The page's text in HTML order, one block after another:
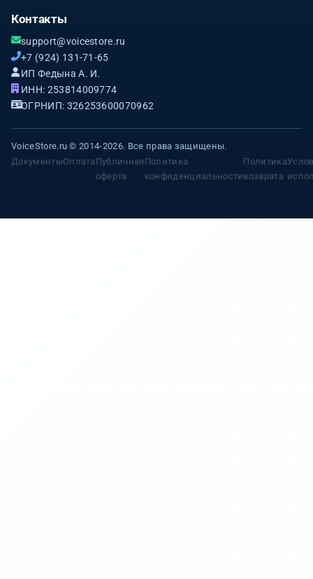
Контакты
support@voicestore.ru
+7 (924) 131-71-65
ИП Федына А. И.
ИНН: 253814009774
ОГРНИП: 326253600070962
VoiceStore.ru © 2014-2026. Все права защищены.
ДокументыОплата Публичная
оферта
Политика
конфиденциальности
Политика
возврата